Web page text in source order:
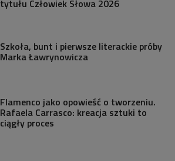
tytułu Człowiek Słowa 2026
Szkoła, bunt i pierwsze literackie próby
Marka Ławrynowicza
Flamenco jako opowieść o tworzeniu.
Rafaela Carrasco: kreacja sztuki to
ciągły proces